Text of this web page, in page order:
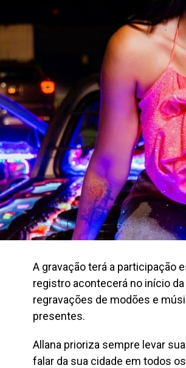
A gravação terá a participação
registro acontecerá no início
regravações de modões e
presentes.
Allana prioriza sempre levar
falar da sua cidade em todos